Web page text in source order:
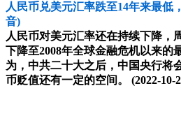
人民币兑美元汇率跌至14年来最低
音)
人民币对美元汇率还在持续下降，
下降至2008年全球金融危机以来的
为，中共二十大之后，中国央行将
币贬值还有一定的空间。
(2022-10-